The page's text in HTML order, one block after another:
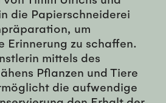
die Papierschneiderei
um
Erinnerung zu schaffen.
mittels des
Pflanzen und Tiere
die aufwendige